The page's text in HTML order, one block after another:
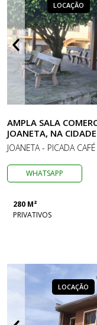
LOCAÇÃO
AMPLA SALA
JOANETA, NA
JOANETA - PICADA CAFÉ
WHATSAPP
280 M²
PRIVATIVOS
LOCAÇÃO